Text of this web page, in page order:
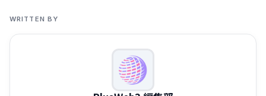
WRITTEN BY